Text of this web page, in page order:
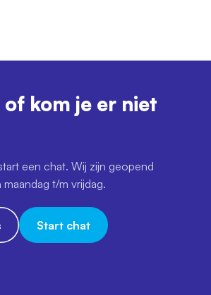
kom je er niet
een chat. Wij zijn geopend
t/m vrijdag.
Start chat